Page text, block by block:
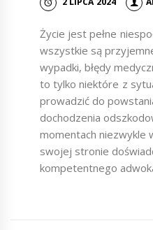
Życie jest pełne
wszystkie są
wypadki, błędy
to tylko niektóre z
prowadzić do
dochodzenia
momentach niezwykle
swojej stronie
kompetentnego